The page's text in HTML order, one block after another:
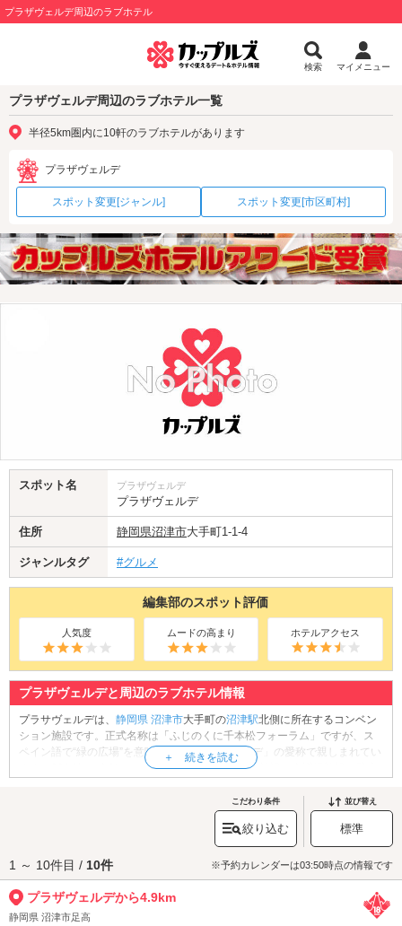
プラザヴェルデ周辺のラブホテル
検索 マイメニュー
プラザヴェルデ周辺のラブホテル一覧
半径5km圏内に10軒のラブホテルがあります
プラザヴェルデ
スポット変更[ジャンル] スポット変更[市区町村]
スポット名 プラザヴェルデ
プラザヴェルデ
住所 静岡県沼津市大手町1-1-4
ジャンルタグ #グルメ
編集部のスポット評価
人気度 ムードの高まり ホテルアクセス
プラザヴェルデと周辺のラブホテル情報
プラサヴェルデは、 静岡県 沼津市大手町の沼津駅北側に所在するコンベン
ション施設です。正式名称は「ふじのくに千本松フォーラム」ですが、ス
ペイン語で“緑の広場”を意味する「プラサヴェルデ」の愛称で親しまれてい
ます。2014年に全館オープンしました。こちらの施設は会議場施設、駐車
「キラメッセぬまづ」は、コンサート開城やイベント会場としても使用さ
れています。また、会議場施設「コンベンションぬまづ」の屋上庭園は無
料開放されており、市民の憩いの場となっています。気になるコンサート
やイベントをチェックして、プラサヴェルデへ出かけてみませんか？
プラザヴェルデへは、
沼津駅周辺エリアのラブホテルからもアクセスが便
利です。
こだわり条件
絞り込む
並び替え
標準
1 ～ 10件目 / 10件 ※予約カレンダーは03:50時点の情報です
プラザヴェルデから4.9km
静岡県 沼津市足高